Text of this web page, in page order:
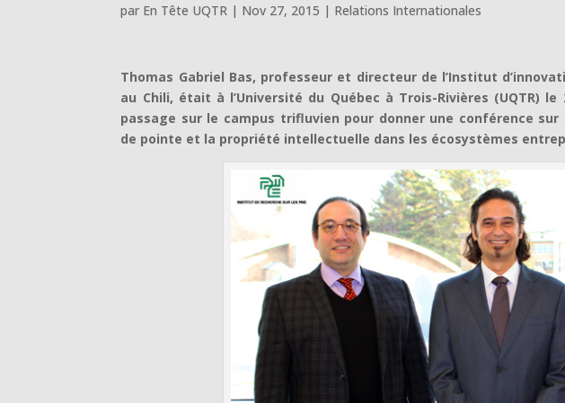
par En Tête UQTR | Nov 27, 2015 | Relations Internationales
Thomas Gabriel Bas, professeur et directeur de l’Institut
au Chili, était à l’Université du Québec à Trois-Rivières (UQTR)
passage sur le campus trifluvien pour donner une conférence
de pointe et la propriété intellectuelle dans les écosystèmes